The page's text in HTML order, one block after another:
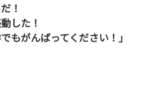
！
した！
もがんばってください！」